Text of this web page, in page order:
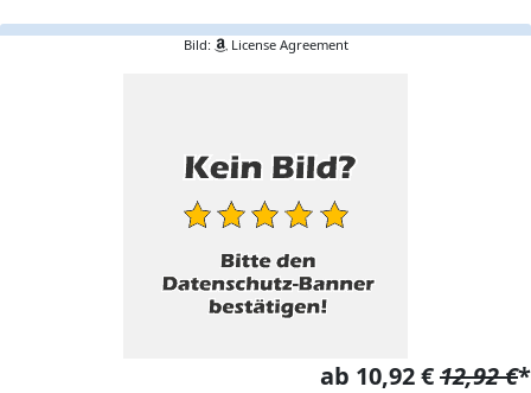
Bild: License Agreement
ab 10,92 €12,92 €*